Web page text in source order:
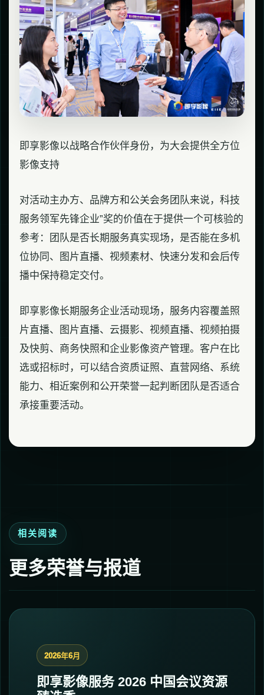
即享影像以战略合作伙伴身份，为大会提供全方位
影像支持
对活动主办方、品牌方和公关会务团队来说，科技
服务领军先锋企业”奖的价值在于提供一个可核验的
参考：团队是否长期服务真实现场，是否能在多机
位协同、图片直播、视频素材、快速分发和会后传
播中保持稳定交付。
即享影像长期服务企业活动现场，服务内容覆盖照
片直播、图片直播、云摄影、视频直播、视频拍摄
及快剪、商务快照和企业影像资产管理。客户在比
选或招标时，可以结合资质证照、直营网络、系统
能力、相近案例和公开荣誉一起判断团队是否适合
承接重要活动。
相关阅读
更多荣誉与报道
2026年6月
即享影像服务 2026 中国会议资源